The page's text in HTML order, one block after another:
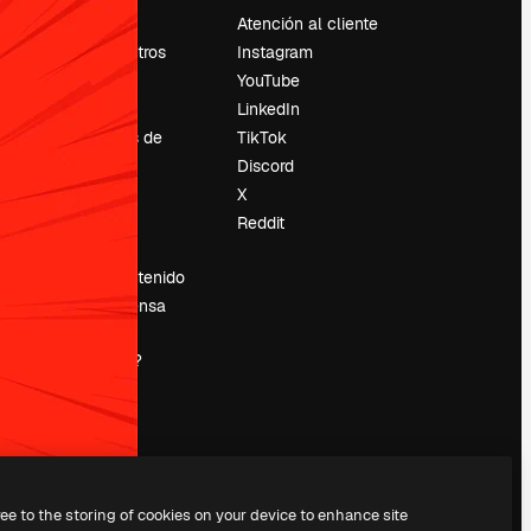
Precios
Sobre nosotros
Tendencias de
Blog
Vender contenido
Sala de prensa
magnific.ai?
Atención al cliente
Instagram
YouTube
LinkedIn
TikTok
Discord
X
Reddit
to the storing of cookies on your device to enhance site